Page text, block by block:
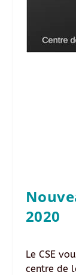
2020
Le CSE
centre de